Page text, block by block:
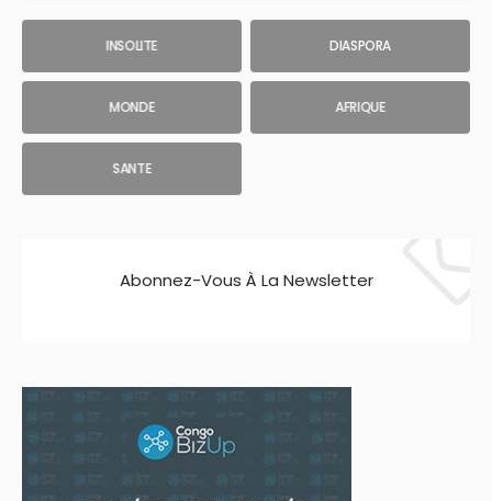
INSOLITE DIASPORA
MONDE AFRIQUE
SANTE
Abonnez-Vous À La Newsletter